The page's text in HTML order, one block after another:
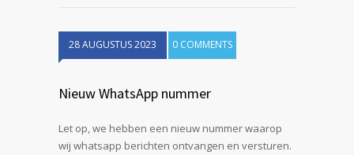
28 AUGUSTUS 2023 0 COMMENTS
Nieuw WhatsApp nummer
Let op, we hebben een nieuw nummer waarop
wij whatsapp berichten ontvangen en versturen.